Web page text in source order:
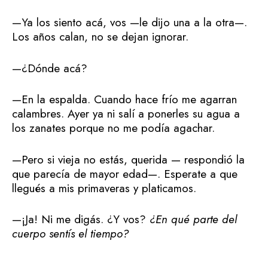
—Ya los siento acá, vos —le dijo una a la otra—.
Los años calan, no se dejan ignorar.
—¿Dónde acá?
—En la espalda. Cuando hace frío me agarran
calambres. Ayer ya ni salí a ponerles su agua a
los zanates porque no me podía agachar.
—Pero si vieja no estás, querida — respondió la
que parecía de mayor edad—. Esperate a que
llegués a mis primaveras y platicamos.
—¡Ja! Ni me digás. ¿Y vos? ¿En qué parte del
cuerpo sentís el tiempo?